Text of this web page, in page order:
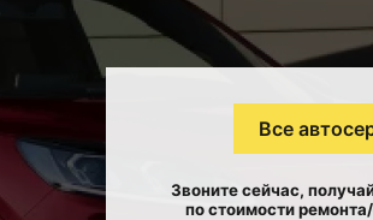
Все
Звоните сейчас,
по стоимости